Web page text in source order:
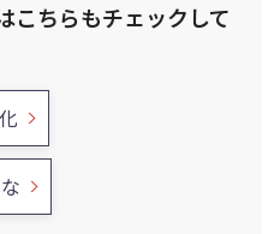
こちらもチェックして